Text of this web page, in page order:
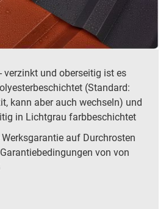
verzinkt und oberseitig ist es
(Standard:
kann aber auch wechseln) und
in Lichtgrau farbbeschichtet
auf Durchrosten
von von